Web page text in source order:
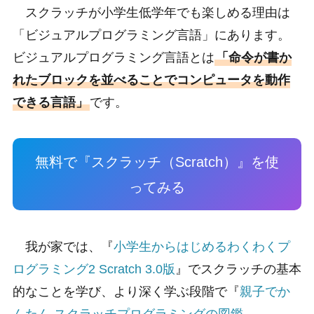
スクラッチが小学生低学年でも楽しめる理由は
「ビジュアルプログラミング言語」にあります。
ビジュアルプログラミング言語とは「命令が書か
れたブロックを並べることでコンピュータを動作
できる言語」です。
無料で『スクラッチ（Scratch）』を使
ってみる
我が家では、『小学生からはじめるわくわくプ
ログラミング2 Scratch 3.0版 』でスクラッチの基本
的なことを学び、より深く学ぶ段階で『親子でか